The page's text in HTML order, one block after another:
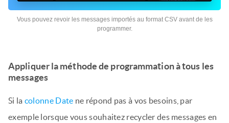
Vous pouvez revoir les messages importés au format CSV avant de les
programmer.
Appliquer la méthode de programmation à tous les
messages
Si la colonne Date ne répond pas à vos besoins, par
exemple lorsque vous souhaitez recycler des messages en